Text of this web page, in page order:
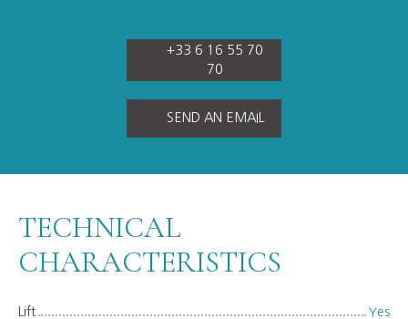
+33 6 16 55 70
70
SEND AN EMAIL
TECHNICAL
CHARACTERISTICS
Lift Yes